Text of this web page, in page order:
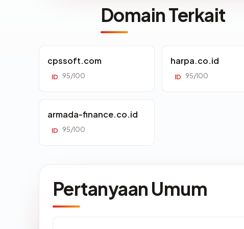
Domain Terkait
cpssoft.com
ID 95/100
harpa.co.id
ID 95/100
armada-finance.co.id
ID 95/100
Pertanyaan Umum